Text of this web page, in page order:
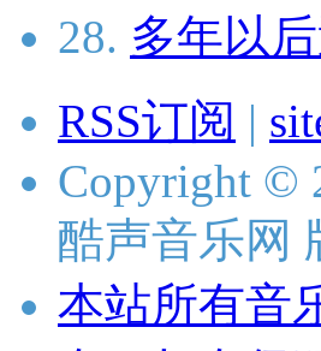
28. 多年以
RSS订阅 |
Copyright ©
酷声音乐网
本站所有音